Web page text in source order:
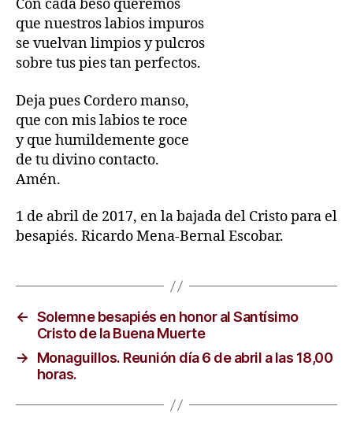
Con cada beso queremos
que nuestros labios impuros
se vuelvan limpios y pulcros
sobre tus pies tan perfectos.
Deja pues Cordero manso,
que con mis labios te roce
y que humildemente goce
de tu divino contacto.
Amén.
1 de abril de 2017, en la bajada del Cristo para el
besapiés. Ricardo Mena-Bernal Escobar.
← Solemne besapiés en honor al Santísimo
Cristo de la Buena Muerte
→
Monaguillos. Reunión día 6 de abril a las 18,00
horas.